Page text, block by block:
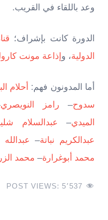
وعد باللقاء في القريب.
الدورة كانت بإشراف؛
الدولية، وإذاعة مونت
أما المدونون فهم: أحلام
سدوح– رامز النويصري
الميدي– عبدالسلام
عبدالكريم نباتة–
محمد أبوغرارة– محمد
POST VIEWS: 5٬537